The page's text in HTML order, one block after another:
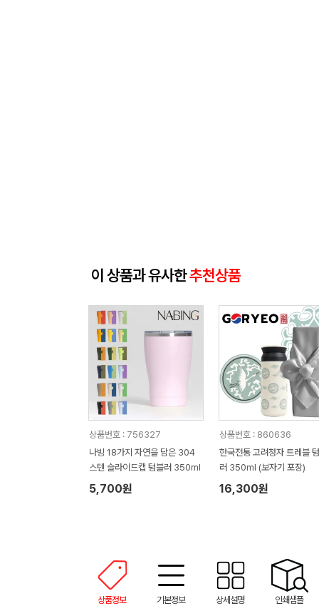
이 상품과 유사한추천상품
상품번호 : 756327
나빙 18가지 자연을 담은 304
스텐 슬라이드캡 텀블러 350ml
5,700원
상품번호 : 860636
한국전통 고려청자 트레블
러 350ml (보자기 포장)
16,300원
상품정보 기본정보 상세설명 인쇄샘플